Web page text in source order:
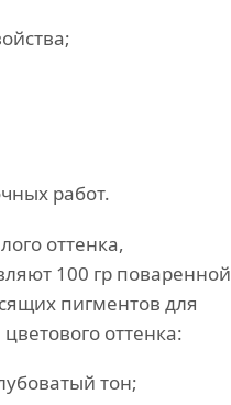
работ.
оттенка,
100 гр поваренной
пигментов для
оттенка:
тон;